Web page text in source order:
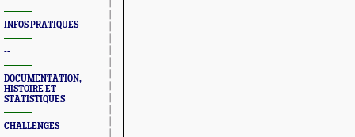
INFOS PRATIQUES
--
DOCUMENTATION,
HISTOIRE ET
STATISTIQUES
CHALLENGES